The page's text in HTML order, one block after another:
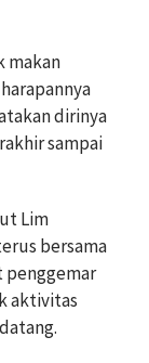
makan
dirinya
sampai
Lim
bersama
penggemar
aktivitas